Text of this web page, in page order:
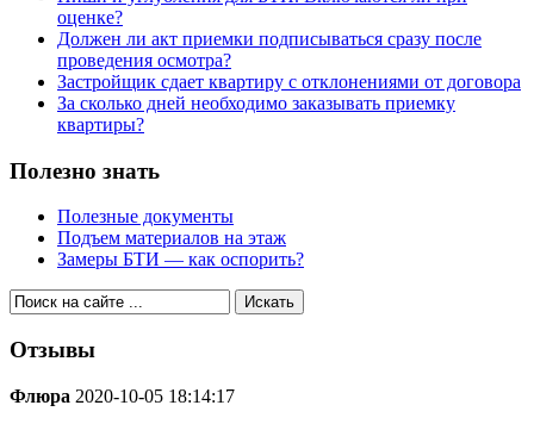
оценке?
Должен ли акт приемки подписываться сразу после
проведения осмотра?
Застройщик сдает квартиру с отклонениями от договора
За сколько дней необходимо заказывать приемку
квартиры?
Полезно знать
Полезные документы
Подъем материалов на этаж
Замеры БТИ — как оспорить?
Отзывы
Флюра 2020-10-05 18:14:17